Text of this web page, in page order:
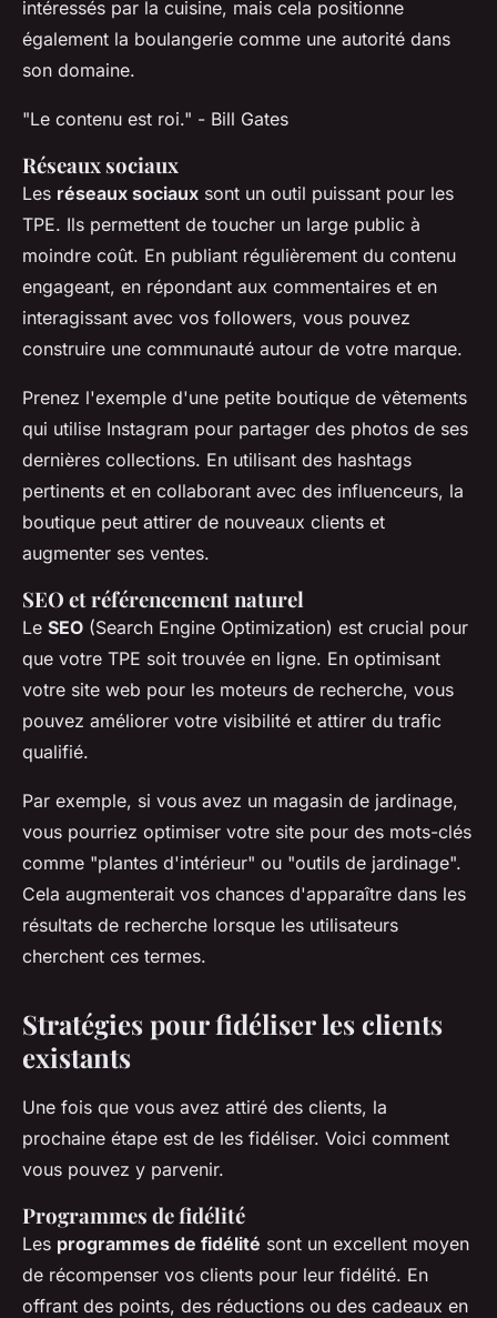
intéressés par la cuisine, mais cela positionne
également la boulangerie comme une autorité dans
son domaine.
"Le contenu est roi." - Bill Gates
Réseaux sociaux
Les réseaux sociaux sont un outil puissant pour les
TPE. Ils permettent de toucher un large public à
moindre coût. En publiant régulièrement du contenu
engageant, en répondant aux commentaires et en
interagissant avec vos followers, vous pouvez
construire une communauté autour de votre marque.
Prenez l'exemple d'une petite boutique de vêtements
qui utilise Instagram pour partager des photos de ses
dernières collections. En utilisant des hashtags
pertinents et en collaborant avec des influenceurs, la
boutique peut attirer de nouveaux clients et
augmenter ses ventes.
SEO et référencement naturel
Le SEO (Search Engine Optimization) est crucial pour
que votre TPE soit trouvée en ligne. En optimisant
votre site web pour les moteurs de recherche, vous
pouvez améliorer votre visibilité et attirer du trafic
qualifié.
Par exemple, si vous avez un magasin de jardinage,
vous pourriez optimiser votre site pour des mots-clés
comme "plantes d'intérieur" ou "outils de jardinage".
Cela augmenterait vos chances d'apparaître dans les
résultats de recherche lorsque les utilisateurs
cherchent ces termes.
Stratégies pour fidéliser les clients
existants
Une fois que vous avez attiré des clients, la
prochaine étape est de les fidéliser. Voici comment
vous pouvez y parvenir.
Programmes de fidélité
Les programmes de fidélité sont un excellent moyen
de récompenser vos clients pour leur fidélité. En
offrant des points, des réductions ou des cadeaux en